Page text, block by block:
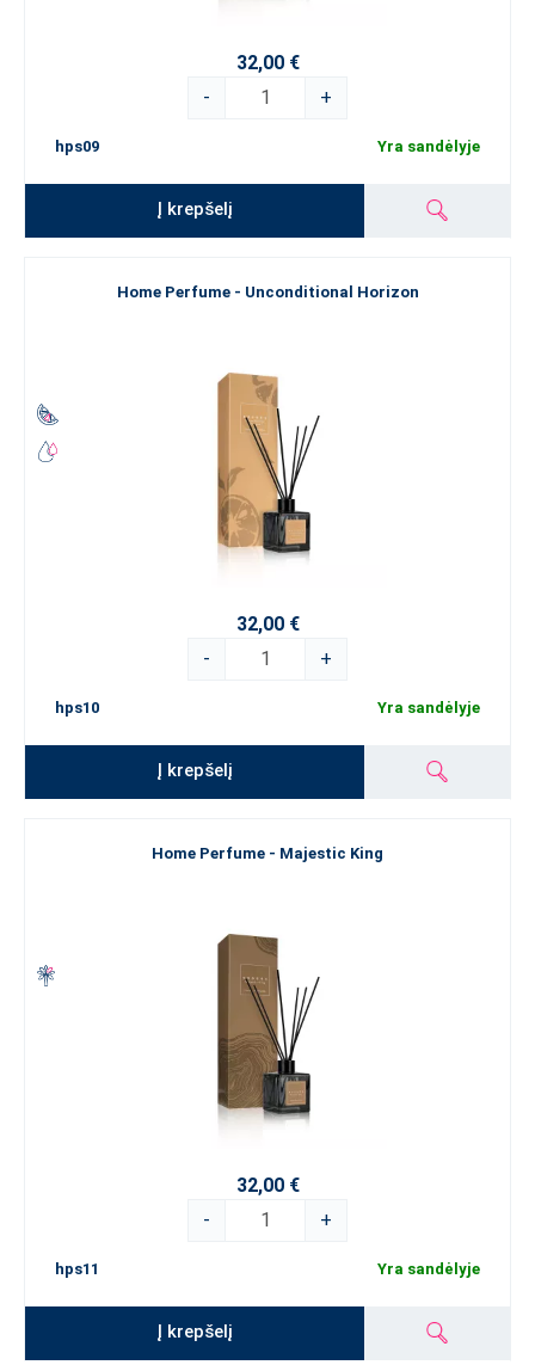
32,00 €
-
+
hps09 Yra sandėlyje
Į krepšelį
Home Perfume - Unconditional Horizon
32,00 €
-
+
hps10 Yra sandėlyje
Į krepšelį
Home Perfume - Majestic King
32,00 €
-
+
hps11 Yra sandėlyje
Į krepšelį